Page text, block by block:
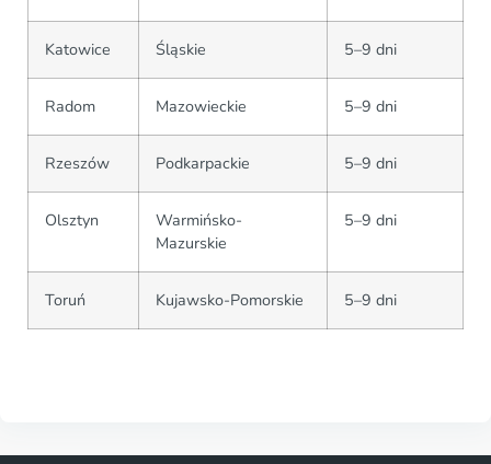
Katowice Śląskie 5–9 dni
Radom Mazowieckie 5–9 dni
Rzeszów Podkarpackie 5–9 dni
Olsztyn
Warmińsko-
Mazurskie
5–9 dni
Toruń Kujawsko-Pomorskie 5–9 dni